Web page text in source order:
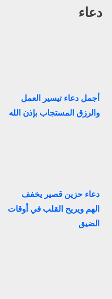
دعاء
أجمل دعاء تيسير العمل
والرزق المستجاب بإذن الله
دعاء حزين قصير يخفف
الهم ويريح القلب في أوقات
الضيق